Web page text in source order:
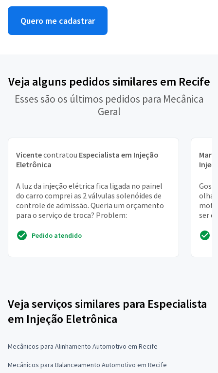
Quero me cadastrar
Veja alguns pedidos similares em Recife
Esses são os últimos pedidos para Mecânica
Geral
Vicentecontratou Especialista em Injeção
Eletrônica
A luz da injeção elétrica fica ligada no painel
do carro comprei as 2 válvulas solenóides de
controle de admissão. Queria um orçamento
para o serviço de troca? Problem:
Pedido atendido
olhar
ser
Veja serviços similares para Especialista
em Injeção Eletrônica
Mecânicos para Alinhamento Automotivo em Recife
Mecânicos para Balanceamento Automotivo em Recife